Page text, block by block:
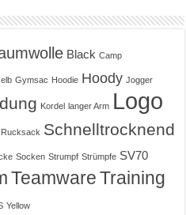
Black Camp
Gymsac Hoodie Hoody Jogger
Kordel langer Arm Logo
Rucksack Schnelltrocknend
Socken Strumpf Strümpfe SV70
Teamware Training
Yellow